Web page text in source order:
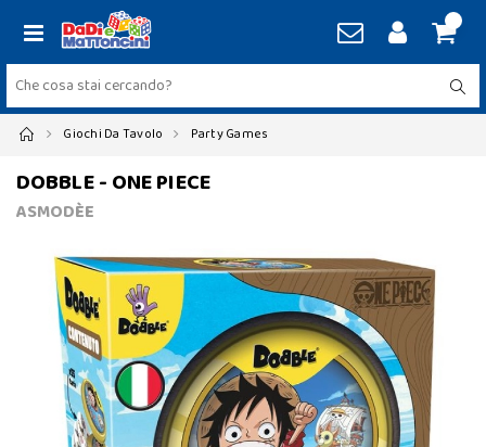
Giochi Da Tavolo Party Games
DOBBLE - ONE PIECE
ASMODÈE